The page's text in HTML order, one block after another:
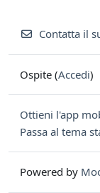
Contatta il
Ospite (Accedi)
Ottieni l'app
Passa al tema
Powered by